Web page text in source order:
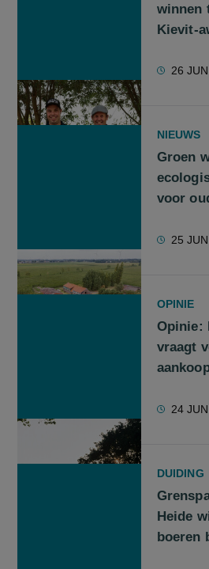
winnen
Kievit-
26
NIEUWS
Groen
voor
25
OPINIE
Opinie:
vraagt
24
DUIDING
Heide
boeren